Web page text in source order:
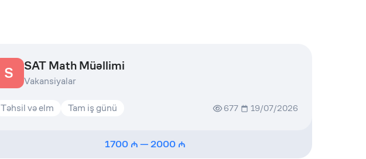
S SAT Math Müəllimi
Vakansiyalar
Təhsil və elm Tam iş günü 677 19/07/2026
1700 —2000